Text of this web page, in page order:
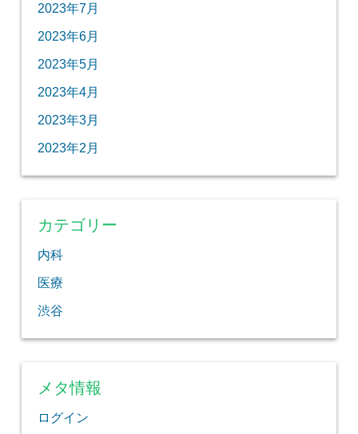
2023年7月
2023年6月
2023年5月
2023年4月
2023年3月
2023年2月
カテゴリー
内科
医療
渋谷
メタ情報
ログイン